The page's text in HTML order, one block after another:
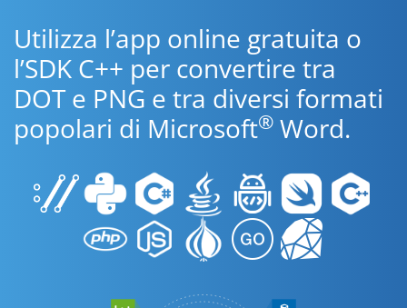
Utilizza l’app online gratuita o
l’SDK C++ per convertire tra
DOT e PNG e tra diversi formati
popolari di Microsoft® Word.